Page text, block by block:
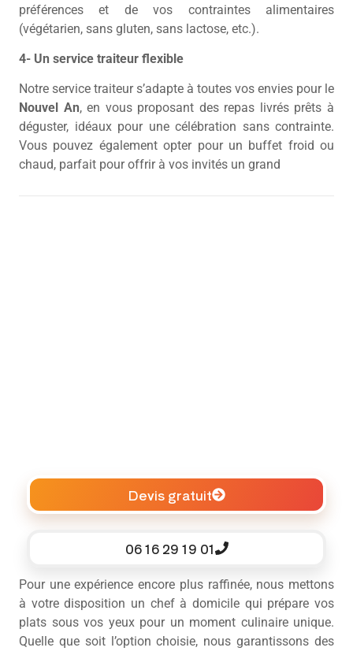
préférences et de vos contraintes alimentaires
(végétarien, sans gluten, sans lactose, etc.).
4- Un service traiteur flexible
Notre service traiteur s’adapte à toutes vos envies pour le
Nouvel An, en vous proposant des repas livrés prêts à
déguster, idéaux pour une célébration sans contrainte.
Vous pouvez également opter pour un buffet froid ou
chaud, parfait pour offrir à vos invités un grand
Devis gratuit
06 16 29 19 01
Pour une expérience encore plus raffinée, nous mettons
à votre disposition un chef à domicile qui prépare vos
plats sous vos yeux pour un moment culinaire unique.
Quelle que soit l’option choisie, nous garantissons des